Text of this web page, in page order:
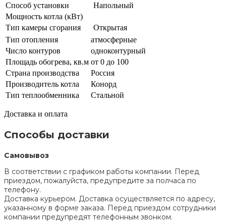
Способ установки
Напольный
Мощность котла (кВт)
Тип камеры сгорания
Открытая
Тип отопления
атмосферные
Число контуров
одноконтурный
Площадь обогрева, кв.м от 0 до 100
Страна производства
Россия
Производитель котла
Конорд
Тип теплообменника
Стальной
Доставка и оплата
Способы доставки
Самовывоз
В соответствии с графиком работы компании. Перед
приездом, пожалуйста, предупредите за полчаса по
телефону.
Доставка курьером. Доставка осуществляется по адресу,
указанному в форме заказа. Перед приездом сотрудники
компании предупредят телефонным звонком.